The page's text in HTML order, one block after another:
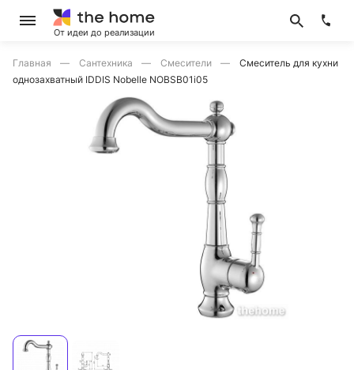
От идеи до реализации
Главная Сантехника Смесители
Смеситель для кухни
однозахватный IDDIS Nobelle NOBSB01i05